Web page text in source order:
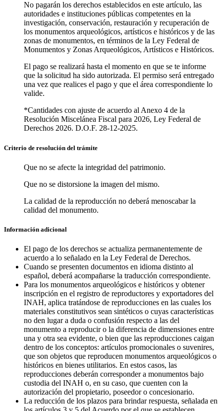
No pagarán los derechos establecidos en este artículo, las
autoridades e instituciones públicas competentes en la
investigación, conservación, restauración y recuperación de
los monumentos arqueológicos, artísticos e históricos y de las
zonas de monumentos, en términos de la Ley Federal de
Monumentos y Zonas Arqueológicos, Artísticos e Históricos.
El pago se realizará hasta el momento en que se te informe
que la solicitud ha sido autorizada. El permiso será entregado
una vez que realices el pago y que el área correspondiente lo
valide.
*Cantidades con ajuste de acuerdo al Anexo 4 de la
Resolución Miscelánea Fiscal para 2026, Ley Federal de
Derechos 2026. D.O.F. 28-12-2025.
Criterio de resolución del trámite
Que no se afecte la integridad del patrimonio.
Que no se distorsione la imagen del mismo.
La calidad de la reproducción no deberá menoscabar la
calidad del monumento.
Información adicional
El pago de los derechos se actualiza permanentemente de
acuerdo a lo señalado en la Ley Federal de Derechos.
Cuando se presenten documentos en idioma distinto al
español, deberá acompañarse la traducción correspondiente.
Para los monumentos arqueológicos e históricos y obtener
inscripción en el registro de reproductores y exportadores del
INAH, aplica tratándose de reproducciones en las cuales los
materiales constitutivos sean sintéticos o cuyas características
no den lugar a duda o confusión respecto a las del
monumento a reproducir o la diferencia de dimensiones entre
una y otra sea evidente, o bien que las reproducciones caigan
dentro de los conceptos: artículos promocionales o suvenires,
que son objetos que reproducen monumentos arqueológicos o
históricos en bienes utilitarios. En estos casos, las
reproducciones deberán corresponder a monumentos bajo
custodia del INAH o, en su caso, que cuenten con la
autorización del propietario, poseedor o concesionario.
La reducción de los plazos para brindar respuesta, señalada en